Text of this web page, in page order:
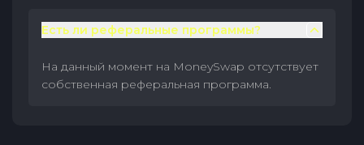
Есть ли реферальные программы?
На данный момент на MoneySwap отсутствует
собственная реферальная программа.